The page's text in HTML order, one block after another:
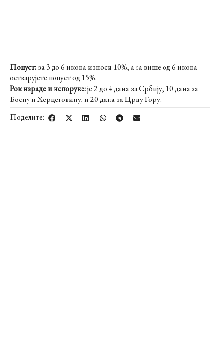
Попуст:за 3 до 6 икона износи 10%, а за више од 6 икона
остварујете попуст од 15%.
Рок израде и испоруке:је 2 до 4 дана за Србију, 10 дана за
Босну и Херцеговину, и 20 дана за Црну Гору.
Поделите: